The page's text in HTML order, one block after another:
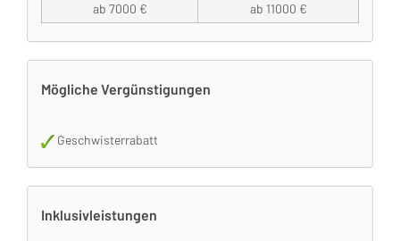
ab 7000 €
ab 11000 €
Mögliche Vergünstigungen
Geschwisterrabatt
Inklusivleistungen